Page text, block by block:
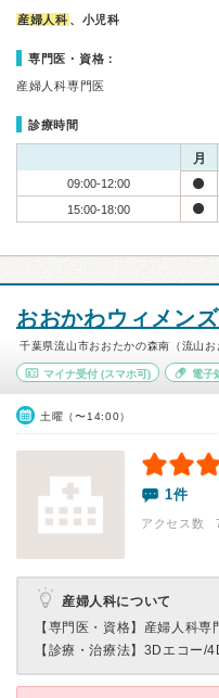
産婦人科 、小児科
専門医・資格：
産婦人科専門医
診療時間
月
09:00-12:00
15:00-18:00
おおかわウィメン
千葉県流山市おおたかの森南（流山お
マイナ受付 (スマホ可) 電子
土曜（〜14:00）
1件
アクセス数
産婦人科について
【専門医・資格】 産婦人科専
【診療・治療法】 3Dエコー/